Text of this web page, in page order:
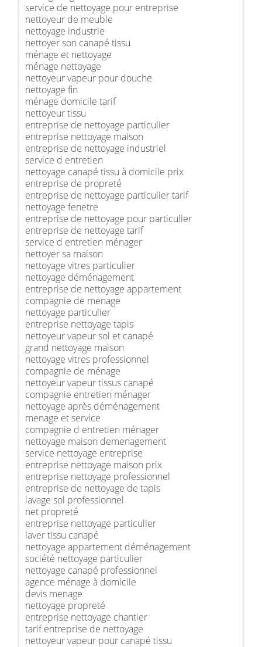
service de nettoyage pour entreprise
nettoyeur de meuble
nettoyage industrie
nettoyer son canapé tissu
ménage et nettoyage
ménage nettoyage
nettoyeur vapeur pour douche
nettoyage fin
ménage domicile tarif
nettoyeur tissu
entreprise de nettoyage particulier
entreprise nettoyage maison
entreprise de nettoyage industriel
service d entretien
nettoyage canapé tissu à domicile prix
entreprise de propreté
entreprise de nettoyage particulier tarif
nettoyage fenetre
entreprise de nettoyage pour particulier
entreprise de nettoyage tarif
service d entretien ménager
nettoyer sa maison
nettoyage vitres particulier
nettoyage déménagement
entreprise de nettoyage appartement
compagnie de menage
nettoyage particulier
entreprise nettoyage tapis
nettoyeur vapeur sol et canapé
grand nettoyage maison
nettoyage vitres professionnel
compagnie de ménage
nettoyeur vapeur tissus canapé
compagnie entretien ménager
nettoyage après déménagement
menage et service
compagnie d entretien ménager
nettoyage maison demenagement
service nettoyage entreprise
entreprise nettoyage maison prix
entreprise nettoyage professionnel
entreprise de nettoyage de tapis
lavage sol professionnel
net propreté
entreprise nettoyage particulier
laver tissu canapé
nettoyage appartement déménagement
société nettoyage particulier
nettoyage canapé professionnel
agence ménage à domicile
devis menage
nettoyage propreté
entreprise nettoyage chantier
tarif entreprise de nettoyage
nettoyeur vapeur pour canapé tissu